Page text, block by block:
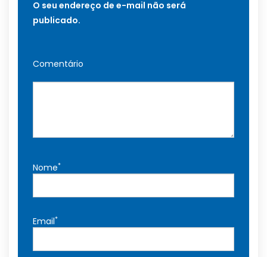
O seu endereço de e-mail não será
publicado.
Comentário
Nome*
Email*